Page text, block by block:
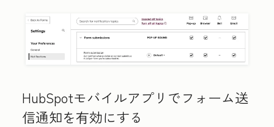
HubSpotモバイルアプリでフォーム送
信通知を有効にする